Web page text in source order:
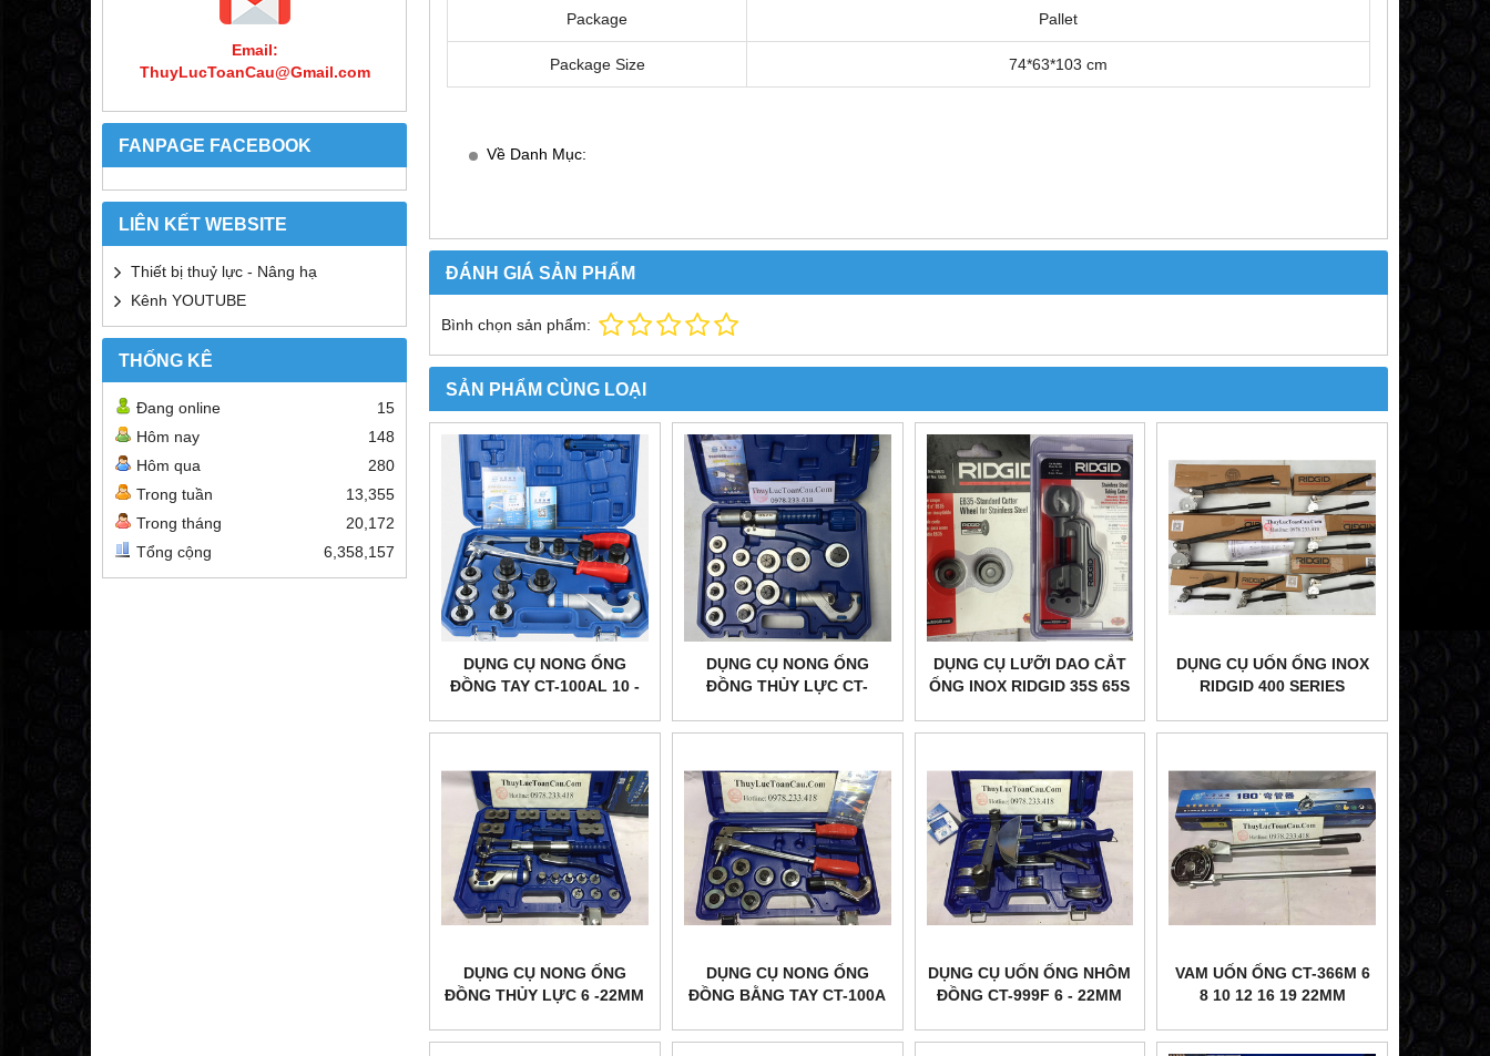
Email:
ThuyLucToanCau@Gmail.com
FANPAGE FACEBOOK
LIÊN KẾT WEBSITE
Thiết bị thuỷ lực - Nâng hạ
Kênh YOUTUBE
THỐNG KÊ
Đang online
15
Hôm nay
148
Hôm qua
280
Trong tuần
13,355
Trong tháng
20,172
Tổng cộng
6,358,157
Package Pallet
Package Size 74*63*103 cm
Về Danh Mục:
ĐÁNH GIÁ SẢN PHẨM
Bình chọn sản phẩm:
SẢN PHẨM CÙNG LOẠI
DỤNG CỤ NONG ỐNG
ĐỒNG TAY CT-100AL 10 -
DỤNG CỤ NONG ỐNG
ĐỒNG THỦY LỰC CT-
DỤNG CỤ LƯỠI DAO CẮT
ỐNG INOX RIDGID 35S 65S
DỤNG CỤ UỐN ỐNG INOX
RIDGID 400 SERIES
DỤNG CỤ NONG ỐNG
ĐỒNG THỦY LỰC 6 -22MM
DỤNG CỤ NONG ỐNG
ĐỒNG BẰNG TAY CT-100A
DỤNG CỤ UỐN ỐNG NHÔM
ĐỒNG CT-999F 6 - 22MM
VAM UỐN ỐNG CT-366M 6
8 10 12 16 19 22MM